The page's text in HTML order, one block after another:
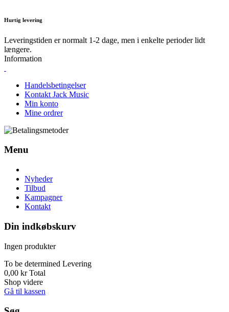
Hurtig levering
Leveringstiden er normalt 1-2 dage, men i enkelte perioder lidt
længere.
Information
Handelsbetingelser
Kontakt Jack Music
Min konto
Mine ordrer
Menu
Nyheder
Tilbud
Kampagner
Kontakt
Din indkøbskurv
Ingen produkter
To be determined Levering
0,00 kr Total
Shop videre
Gå til kassen